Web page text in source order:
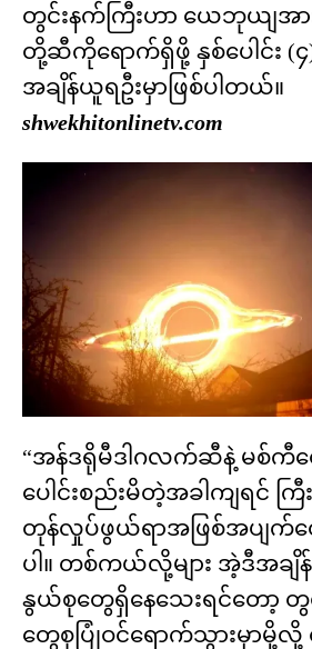
တွင်းနက်ကြီးဟာ ယေဘုယျအာ
တို့ဆီကိုရောက်ရှိဖို့ နှစ်ပေါင်း (
အချိန်ယူရဦးမှာဖြစ်ပါတယ်။
shwekhitonlinetv.com
“အန်ဒရိုမီဒါဂလက်ဆီနဲ့ မစ်
ပေါင်းစည်းမိတဲ့အခါကျရင်
တုန်လှုပ်ဖွယ်ရာအဖြစ်အပျက်တွ
ပါ။ တစ်ကယ်လို့များ အဲ့ဒီအချိ
နွယ်စုတွေရှိနေသေးရင်တော့
တွေစုပြုံဝင်ရောက်သွားမှာမို့